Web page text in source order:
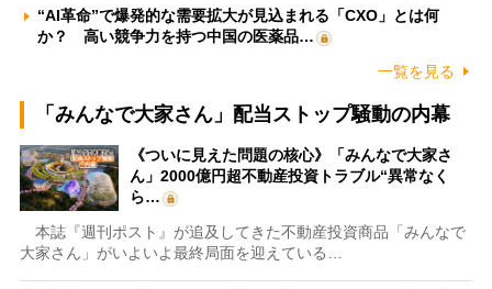
“AI革命”で爆発的な需要拡大が見込まれる「CXO」とは何
か？ 高い競争力を持つ中国の医薬品…
一覧を見る
「みんなで大家さん」配当ストップ騒動の内幕
《ついに見えた問題の核心》「みんなで大家さ
ん」2000億円超不動産投資トラブル“異常なく
ら…
本誌『週刊ポスト』が追及してきた不動産投資商品「みんなで
大家さん」がいよいよ最終局面を迎えている…